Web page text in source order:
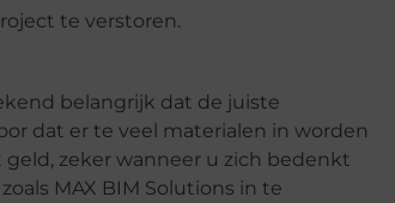
te verstoren.
belangrijk dat de juiste
dat er te veel materialen in worden
zeker wanneer u zich bedenkt
MAX BIM Solutions in te